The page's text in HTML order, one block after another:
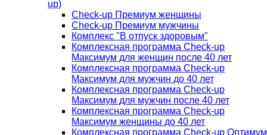
up)
Check-up Премиум женщины
Check-up Премиум мужчины
Комплекс "В отпуск здоровым"
Комплексная программа Check-up
Максимум для женщин после 40 лет
Комплексная программа Check-up
Максимум для мужчин до 40 лет
Комплексная программа Check-up
Максимум для мужчин после 40 лет
Комплексная программа Check-up
Максимум женщины до 40 лет
Комплексная программа Check-up Оптимум